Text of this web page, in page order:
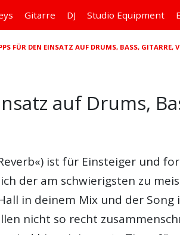
Gitarre DJ Studio Equipment
FÜR DEN EINSATZ AUF DRUMS, BASS, GITARRE,
auf Drums,
ist für Einsteiger und
der am schwierigsten zu
in deinem Mix und der Song
nicht so recht